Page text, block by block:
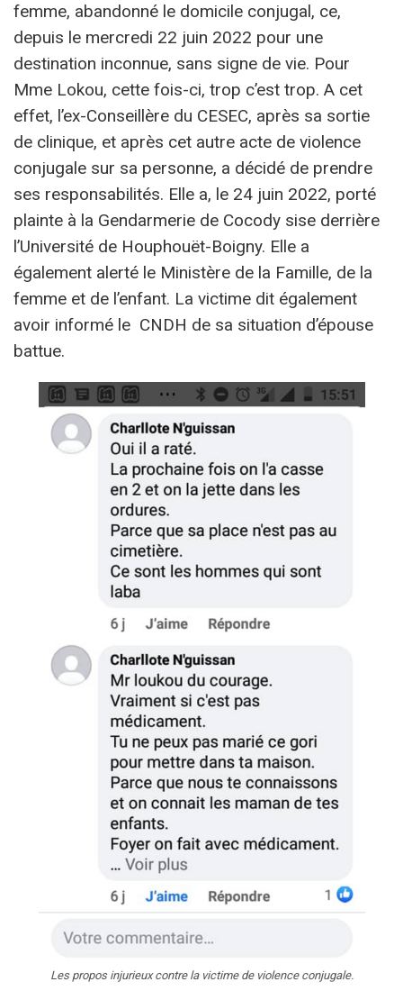
femme, abandonné le domicile conjugal, ce,
depuis le mercredi 22 juin 2022 pour une
destination inconnue, sans signe de vie. Pour
Mme Lokou, cette fois-ci, trop c’est trop. A cet
effet, l’ex-Conseillère du CESEC, après sa sortie
de clinique, et après cet autre acte de violence
conjugale sur sa personne, a décidé de prendre
ses responsabilités. Elle a, le 24 juin 2022, porté
plainte à la Gendarmerie de Cocody sise derrière
l’Université de Houphouët-Boigny. Elle a
également alerté le Ministère de la Famille, de la
femme et de l’enfant. La victime dit également
avoir informé le CNDH de sa situation d’épouse
battue.
Les propos injurieux contre la victime de violence conjugale.